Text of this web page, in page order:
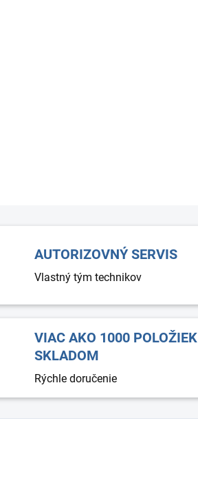
AUTORIZOVNÝ SERVIS
Vlastný tým technikov
VIAC AKO 1000 POLOŽIEK
SKLADOM
Rýchle doručenie